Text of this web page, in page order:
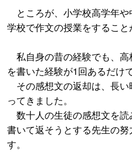
ところが、小学校高学年や
学校で作文の授業をすること
私自身の昔の経験でも、
を書いた経験が1回あるだけで
その感想文の返却は、長
ってきました。
数十人の生徒の感想文を
書いて返そうとする先生の
す。